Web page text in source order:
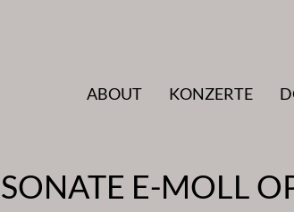
ABOUT
KONZERTE
E-MOLL